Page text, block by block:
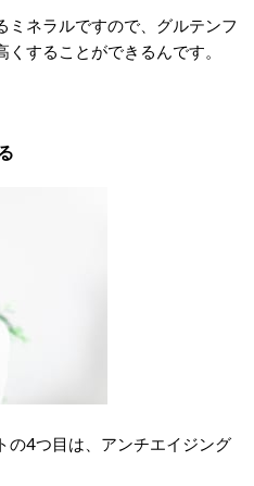
ミネラルですので、グルテンフ
することができるんです。
の4つ目は、アンチエイジング